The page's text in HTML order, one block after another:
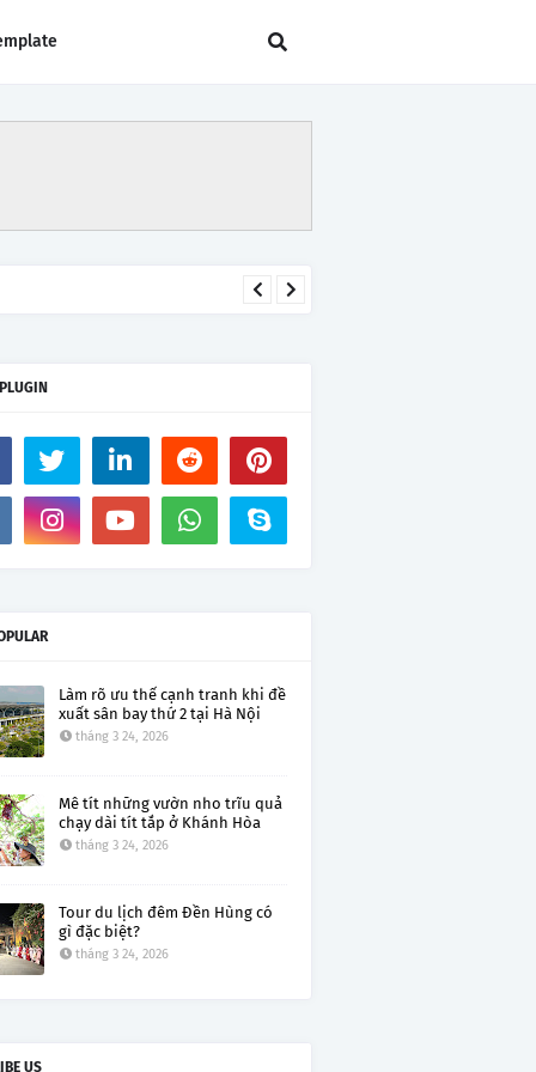
Làm rõ ưu thế cạnh tranh khi đề
xuất sân bay thứ 2 tại Hà Nội
tháng 3 24, 2026
Mê tít những vườn nho trĩu quả
chạy dài tít tắp ở Khánh Hòa
tháng 3 24, 2026
Tour du lịch đêm Đền Hùng có
gì đặc biệt?
tháng 3 24, 2026
US